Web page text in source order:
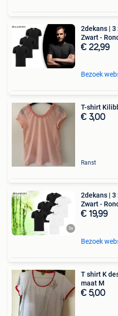
2dekans |
Zwart -
€ 22,99
Bezoek
T-shirt
€ 3,00
Ranst
2dekans |
Zwart -
€ 19,99
Bezoek
T shirt K
maat M
€ 5,00